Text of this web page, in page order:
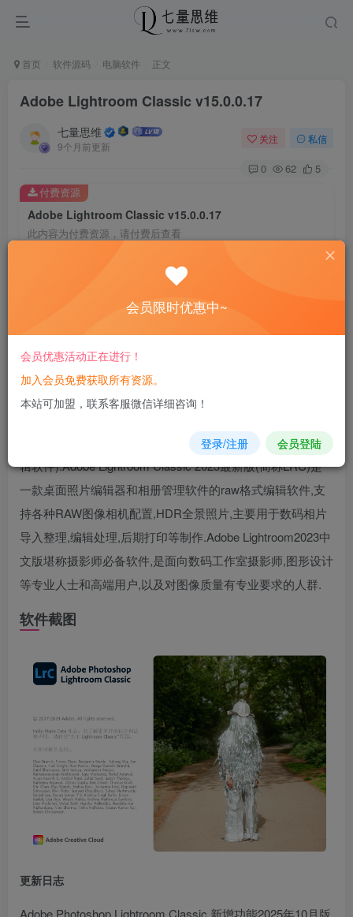
首页 软件源码 电脑软件 正文
Adobe Lightroom Classic v15.0.0.17
七量思维
9个月前更新
关注 私信
0 62 5
Adobe Lightroom Classic v15.0.0.17
此内容为付费资源，请付费后查看
8.8
您当前未登录！建议登陆后购买，可保存购买订单
付费资源
软件介绍
Adobe Lightroom Classic 2023中文破解版(Adobe桌面照片编
辑软件).Adobe Lightroom Classic 2023最新版(简称LRC)是
一款桌面照片编辑器和相册管理软件的raw格式编辑软件,支
持各种RAW图像相机配置,HDR全景照片,主要用于数码相片
导入整理,编辑处理,后期打印等制作.Adobe Lightroom2023中
文版堪称摄影师必备软件,是面向数码工作室摄影师,图形设计
等专业人士和高端用户,以及对图像质量有专业要求的人群.
软件截图
更新日志
Adobe Photoshop Lightroom Classic 新增功能2025年10月版
会员限时优惠中~
会员优惠活动正在进行！
加入会员免费获取所有资源。
本站可加盟，联系客服微信详细咨询！
登录/注册 会员登陆